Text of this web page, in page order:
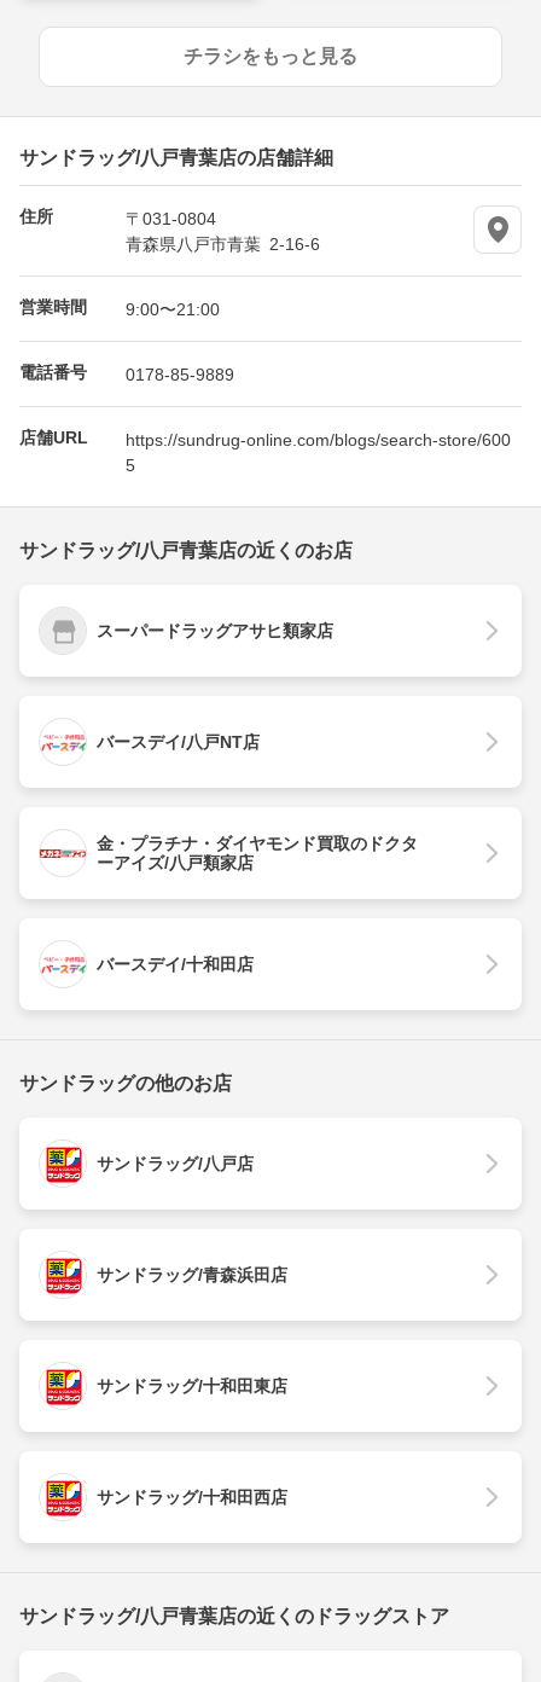
チラシをもっと見る
サンドラッグ/八戸青葉店の店舗詳細
住所
〒031-0804
青森県八戸市青葉 2-16-6
営業時間 9:00〜21:00
電話番号 0178-85-9889
店舗URL
https://sundrug-online.com/blogs/search-store/600
5
サンドラッグ/八戸青葉店の近くのお店
スーパードラッグアサヒ類家店
バースデイ/八戸NT店
金・プラチナ・ダイヤモンド買取のドクタ
ーアイズ/八戸類家店
バースデイ/十和田店
サンドラッグの他のお店
サンドラッグ/八戸店
サンドラッグ/青森浜田店
サンドラッグ/十和田東店
サンドラッグ/十和田西店
サンドラッグ/八戸青葉店の近くのドラッグストア